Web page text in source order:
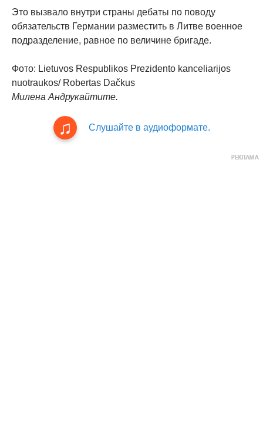
Это вызвало внутри страны дебаты по поводу
обязательств Германии разместить в Литве военное
подразделение, равное по величине бригаде.
Фото: Lietuvos Respublikos Prezidento kanceliarijos
nuotraukos/ Robertas Dačkus
Милена Андрукайтите.
Слушайте в аудиоформате.